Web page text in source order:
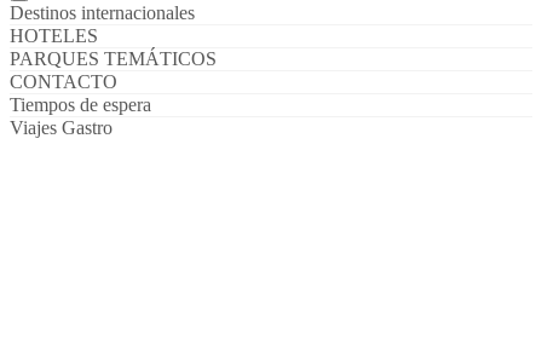
Destinos internacionales
HOTELES
PARQUES TEMÁTICOS
CONTACTO
Tiempos de espera
Viajes Gastro